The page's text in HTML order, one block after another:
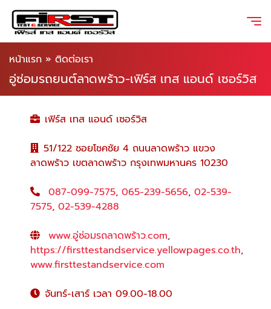
หน้าแรก » ติดต่อเรา
อู่ซ่อมรถยนต์ลาดพร้าว-เฟิร์ส เทส แอนด์ เซอร์วิส
เฟิร์ส เทส แอนด์ เซอร์วิส
51/122 ซอยโชคชัย 4 ถนนลาดพร้าว แขวง
ลาดพร้าว เขตลาดพร้าว กรุงเทพมหานคร 10230
087-099-7575, 065-239-5656, 02-539-
7575, 02-539-4288
www.อู่ซ่อมรถลาดพร้าว.com,
https://firsttestandservice.yellowpages.co.th,
www.firsttestandservice.com
จันทร์-เสาร์ เวลา 09.00-18.00